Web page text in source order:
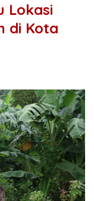
Lokasi
di Kota